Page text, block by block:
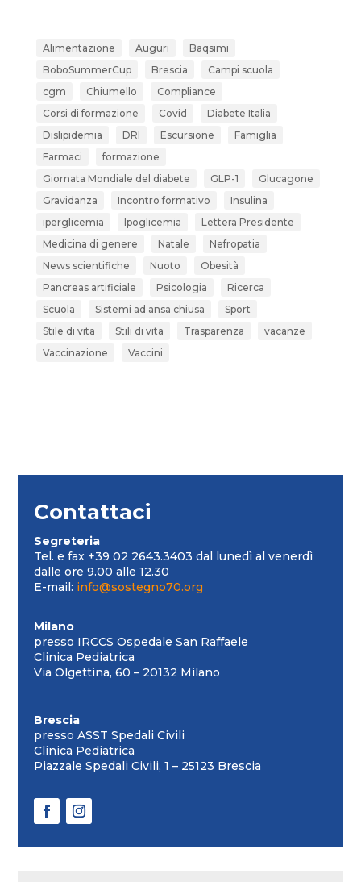
Alimentazione Auguri
Baqsimi
BoboSummerCup
Brescia
Campi scuola
cgm
Chiumello
Compliance
Corsi di formazione
Covid
Diabete Italia
Dislipidemia
DRI Escursione
Famiglia
Farmaci
formazione
Giornata Mondiale del diabete
GLP-1
Glucagone
Gravidanza
Incontro formativo
Insulina
iperglicemia
Ipoglicemia
Lettera Presidente
Medicina di genere
Natale
Nefropatia
News scientifiche
Nuoto
Obesità
Pancreas artificiale
Psicologia
Ricerca
Scuola
Sistemi ad ansa chiusa
Sport
Stile di vita
Stili di vita Trasparenza
vacanze
Vaccinazione
Vaccini
Contattaci
Segreteria
Tel. e fax +39 02 2643.3403 dal lunedì al venerdì
dalle ore 9.00 alle 12.30
E-mail: info@sostegno70.org
Milano
presso IRCCS Ospedale San Raffaele
Clinica Pediatrica
Via Olgettina, 60 – 20132 Milano
Brescia
presso ASST Spedali Civili
Clinica Pediatrica
Piazzale Spedali Civili, 1 – 25123 Brescia